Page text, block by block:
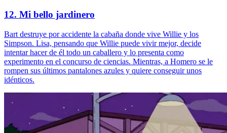
12. Mi bello jardinero
Bart destruye por accidente la cabaña donde vive Willie y los
Simpson. Lisa, pensando que Willie puede vivir mejor, decide
intentar hacer de él todo un caballero y lo presenta como
experimento en el concurso de ciencias. Mientras, a Homero se le
rompen sus últimos pantalones azules y quiere conseguir unos
idénticos.